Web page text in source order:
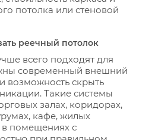
потолка или стеновой
реечный потолок
всего подходят для
современный внешний
возможность скрыть
Такие системы
залах, коридорах,
кафе, жилых
в помещениях с